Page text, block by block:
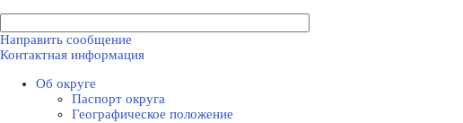
Направить сообщение
Контактная информация
Об округе
Паспорт округа
Географическое положение